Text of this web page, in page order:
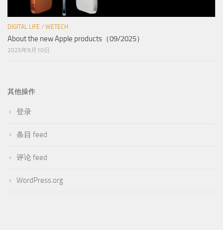
DIGITAL LIFE / WETECH
About the new Apple products（09/2025）
2025年9月10日
其他操作
登录
条目 feed
评论 feed
WordPress.org